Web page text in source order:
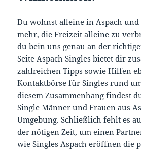
Du wohnst alleine in Aspach
mehr, die Freizeit alleine zu
du bein uns genau an der
Seite Aspach Singles bietet dir
zahlreichen Tipps sowie Hilfen
Kontaktbörse für Singles rund
diesem Zusammenhang findest
Single Männer und Frauen aus
Umgebung. Schließlich fehlt es
der nötigen Zeit, um einen
wie Singles Aspach eröffnen die